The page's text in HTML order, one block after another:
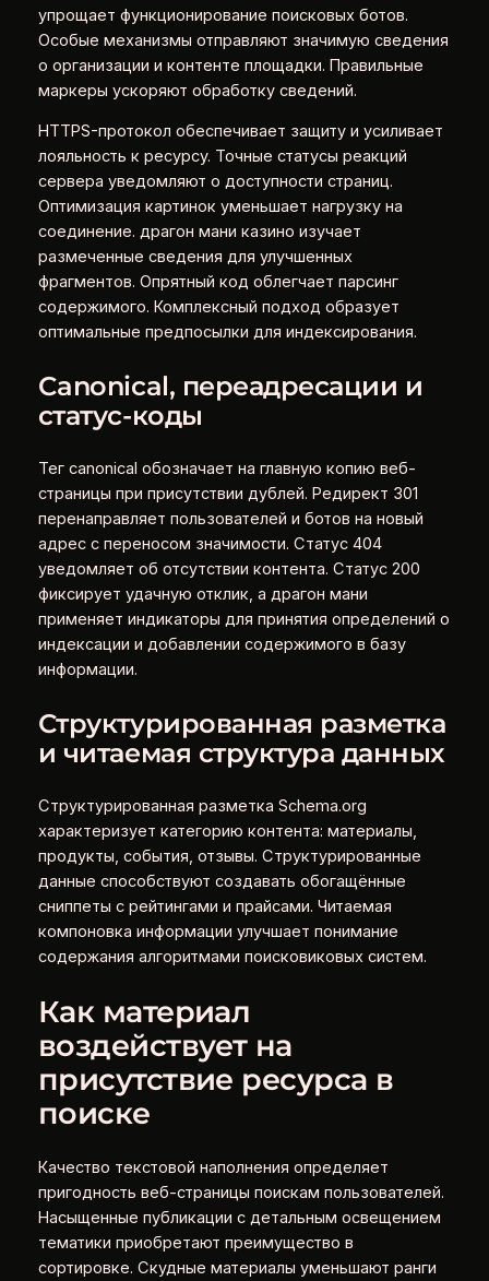
упрощает функционирование поисковых ботов.
Особые механизмы отправляют значимую сведения
о организации и контенте площадки. Правильные
маркеры ускоряют обработку сведений.
HTTPS-протокол обеспечивает защиту и усиливает
лояльность к ресурсу. Точные статусы реакций
сервера уведомляют о доступности страниц.
Оптимизация картинок уменьшает нагрузку на
соединение. драгон мани казино изучает
размеченные сведения для улучшенных
фрагментов. Опрятный код облегчает парсинг
содержимого. Комплексный подход образует
оптимальные предпосылки для индексирования.
Canonical, переадресации и
статус-коды
Тег canonical обозначает на главную копию веб-
страницы при присутствии дублей. Редирект 301
перенаправляет пользователей и ботов на новый
адрес с переносом значимости. Статус 404
уведомляет об отсутствии контента. Статус 200
фиксирует удачную отклик, а драгон мани
применяет индикаторы для принятия определений о
индексации и добавлении содержимого в базу
информации.
Структурированная разметка
и читаемая структура данных
Структурированная разметка Schema.org
характеризует категорию контента: материалы,
продукты, события, отзывы. Структурированные
данные способствуют создавать обогащённые
сниппеты с рейтингами и прайсами. Читаемая
компоновка информации улучшает понимание
содержания алгоритмами поисковиковых систем.
Как материал
воздействует на
присутствие ресурса в
поиске
Качество текстовой наполнения определяет
пригодность веб-страницы поискам пользователей.
Насыщенные публикации с детальным освещением
тематики приобретают преимущество в
сортировке. Скудные материалы уменьшают ранги